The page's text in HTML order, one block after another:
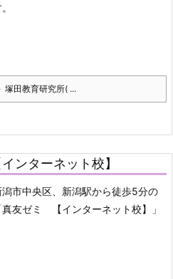
塚田教育研究所( ...
ンターネット校】
潟市中央区、新潟駅から徒歩5分の
友ゼミ 【インターネット校】」